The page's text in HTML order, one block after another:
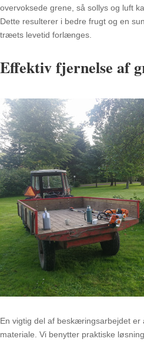
overvoksede grene, så sollys og luft
Dette resulterer i bedre frugt og en
træets levetid forlænges.
Effektiv fjernelse af
En vigtig del af beskæringsarbejdet er
materiale. Vi benytter praktiske